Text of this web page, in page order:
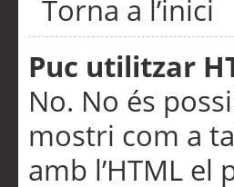
Torna a l’inici
Puc utilitzar
No. No és
mostri com a
amb l’HTML